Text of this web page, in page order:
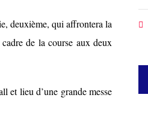
deuxième, qui affrontera la
de la course aux deux
et lieu d’une grande messe